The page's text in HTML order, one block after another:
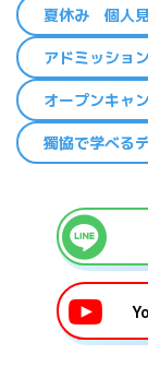
夏休み 個人
アドミッショ
オープンキャ
獨協で学べる